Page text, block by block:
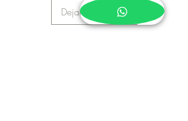
Peso total 3 libras aproximadamente
Se puede consumir caliente o frio
Dejar una reseña